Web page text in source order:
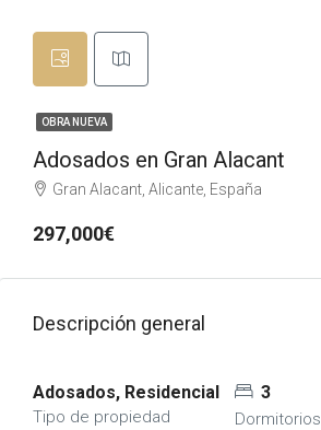
OBRA NUEVA
Adosados en Gran Alacant
Gran Alacant, Alicante, España
297,000€
Descripción general
Adosados, Residencial
Tipo de propiedad
3
Dormitorios